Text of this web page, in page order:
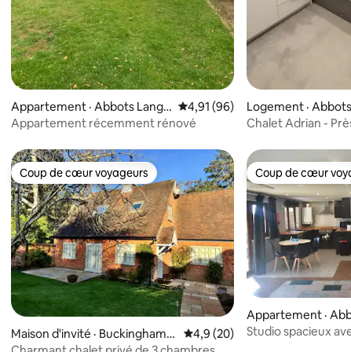
Appartement · Abbots Langl
ey
Note moyenne de 4,91 sur 5,
4,91 (96)
Appartement récemment rénové
Logement ·
Chalet Adrian -
de 5 sur 5, 8 commentaires
Coup de cœur voyageurs
Coup de cœur voyageurs
Maison d'invité · Buckinghams
hire
Note moyenne de 4,9 sur 5, 20
4,9 (20)
Coup de cœur
Coup de cœur
Appartement ·
ey
Studio spacieux